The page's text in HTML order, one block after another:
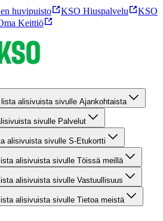
huvipuisto KSO Hiuspalvelu
KSO
Keittiö
alisivuista sivulle Ajankohtaista
sivulle Palvelut
alisivuista sivulle S-Etukortti
alisivuista sivulle Töissä meillä
alisivuista sivulle Vastuullisuus
alisivuista sivulle Tietoa meistä